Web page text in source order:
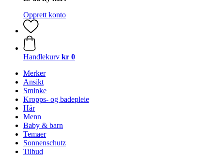
Opprett konto
Handlekurv kr 0
Merker
Ansikt
Sminke
Kropps- og badepleie
Hår
Menn
Baby & barn
Temaer
Sonnenschutz
Tilbud